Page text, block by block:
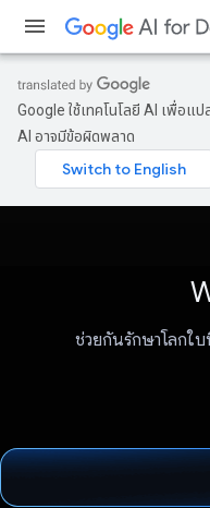
Google ใช้เทคโนโลยี AI เพื่อแ
AI อาจมีข้อผิดพลาด
ช่วยกันรักษาโลกใ